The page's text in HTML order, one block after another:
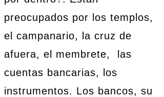
preocupados por los templos,
el campanario, la cruz de
afuera, el membrete, las
cuentas bancarias, los
instrumentos. Los bancos, su